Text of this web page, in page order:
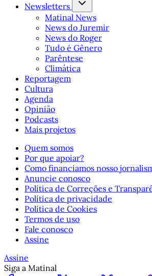
Newsletters
Matinal News
News do Juremir
News do Roger
Tudo é Gênero
Parêntese
Climática
Reportagem
Cultura
Agenda
Opinião
Podcasts
Mais projetos
Quem somos
Por que apoiar?
Como financiamos nosso
Anuncie conosco
Política de Correções e
Política de privacidade
Política de Cookies
Termos de uso
Fale conosco
Assine
Assine
Siga a Matinal